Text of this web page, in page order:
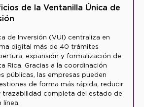
de la Ventanilla Única de
de Inversión (VUI) centraliza en
digital más de 40 trámites
expansión y formalización de
Rica. Gracias a la coordinación
públicas, las empresas pueden
de forma más rápida, reducir
completa del estado de
línea.